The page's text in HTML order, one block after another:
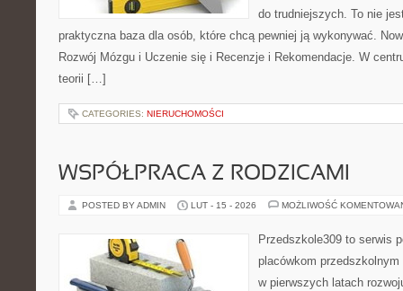
do trudniejszych. To nie
praktyczna baza dla osób, które chcą pewniej ją wykonywać.
Rozwój Mózgu i Uczenie się i Recenzje i Rekomendacje. W
teorii […]
CATEGORIES: NIERUCHOMOŚCI
WSPÓŁPRACA Z RODZICAMI
POSTED BY ADMIN LUT - 15 - 2026 MOŻLIWOŚĆ
Przedszkole309 to serwis
placówkom
w pierwszych latach